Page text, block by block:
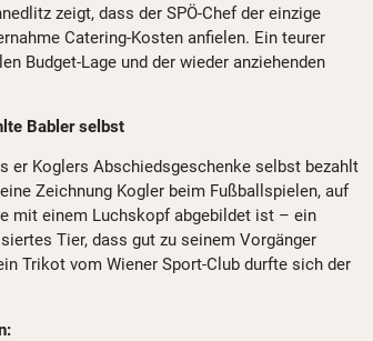
zeigt, dass der SPÖ-Chef der einzige
Catering-Kosten anfielen. Ein teurer
Budget-Lage und der wieder anziehenden
Babler selbst
er Koglers Abschiedsgeschenke selbst bezahlt
Zeichnung Kogler beim Fußballspielen, auf
mit einem Luchskopf abgebildet ist – ein
Tier, dass gut zu seinem Vorgänger
Trikot vom Wiener Sport-Club durfte sich der